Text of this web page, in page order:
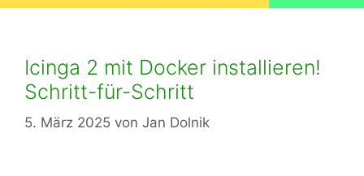
Icinga 2 mit Docker installieren!
Schritt-für-Schritt
5. März 2025 von Jan Dolnik